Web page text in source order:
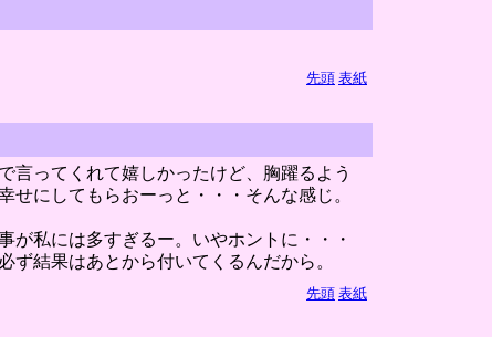
先頭 表紙
ってくれて嬉しかったけど、胸躍るよう
にしてもらおーっと・・・そんな感じ。
が私には多すぎるー。いやホントに・・・
結果はあとから付いてくるんだから。
先頭 表紙